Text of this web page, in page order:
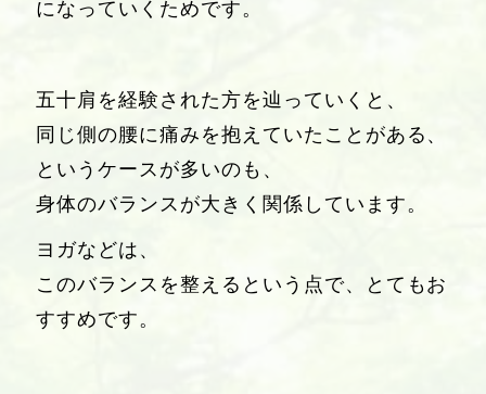
になっていくためです。
五十肩を経験された方を辿っていくと、
同じ側の腰に痛みを抱えていたことがある、
というケースが多いのも、
身体のバランスが大きく関係しています。
ヨガなどは、
このバランスを整えるという点で、とてもお
すすめです。